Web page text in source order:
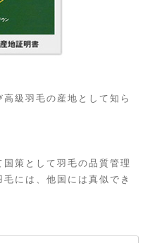
級羽毛の産地として知ら
策として羽毛の品質管理
には、他国には真似でき